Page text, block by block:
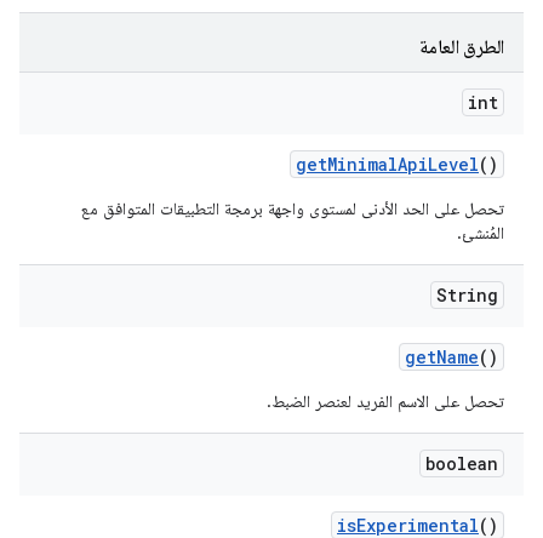
الطرق العامة
int
getMinimalApiLevel()
تحصل على الحد الأدنى لمستوى واجهة برمجة التطبيقات المتوافق مع
المُنشئ.
String
getName()
تحصل على الاسم الفريد لعنصر الضبط.
boolean
isExperimental()